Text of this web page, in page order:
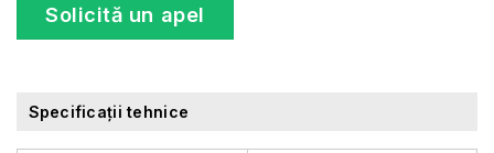
Solicită un apel
Specificații tehnice